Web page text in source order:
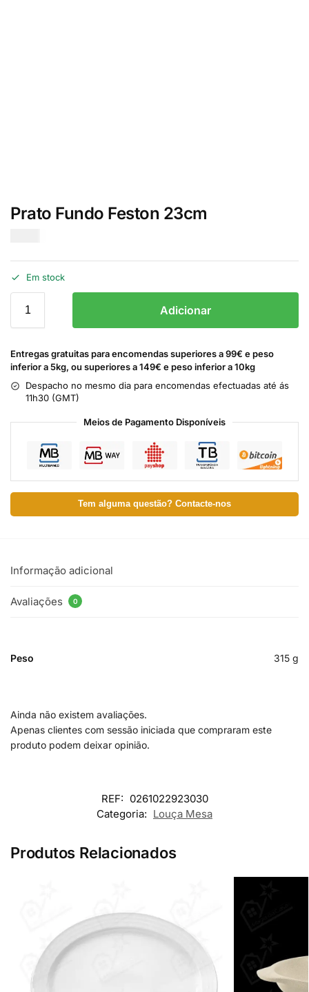
Prato Fundo Feston 23cm
Em stock
Adicionar
Entregas gratuitas para encomendas superiores a 99€ e peso
inferior a 5kg, ou superiores a 149€ e peso inferior a 10kg
Despacho no mesmo dia para encomendas efectuadas até ás
11h30 (GMT)
Meios de Pagamento Disponíveis
Tem alguma questão? Contacte-nos
Informação adicional
Avaliações 0
Peso 315 g
Ainda não existem avaliações.
Apenas clientes com sessão iniciada que compraram este
produto podem deixar opinião.
REF: 0261022923030
Categoria: Louça Mesa
Produtos Relacionados